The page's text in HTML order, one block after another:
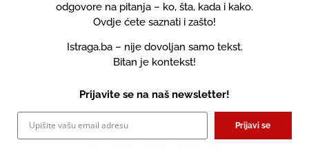
odgovore na pitanja – ko, šta, kada i kako.
Ovdje ćete saznati i zašto!
Istraga.ba – nije dovoljan samo tekst.
Bitan je kontekst!
Prijavite se na naš newsletter!
Prijavi se